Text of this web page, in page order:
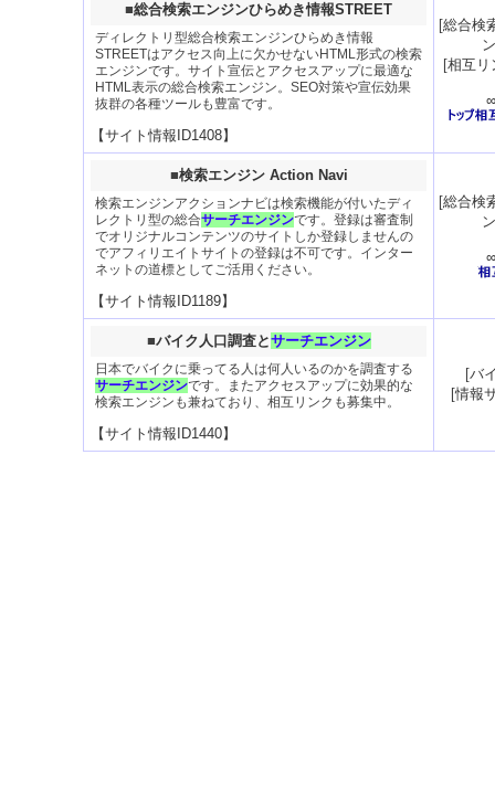
■総合検索エンジンひらめき情報STREET
ディレクトリ型総合検索エンジンひらめき情報
STREETはアクセス向上に欠かせないHTML形式の検索
エンジンです。サイト宣伝とアクセスアップに最適な
HTML表示の総合検索エンジン。SEO対策や宣伝効果
抜群の各種ツールも豊富です。
【サイト情報ID1408】
[総合検
ン
[相互リ
∞
■検索エンジン Action Navi
検索エンジンアクションナビは検索機能が付いたディ
レクトリ型の総合サーチエンジンです。登録は審査制
でオリジナルコンテンツのサイトしか登録しませんの
でアフィリエイトサイトの登録は不可です。インター
ネットの道標としてご活用ください。
【サイト情報ID1189】
[総合検
ン
∞
■バイク人口調査とサーチエンジン
日本でバイクに乗ってる人は何人いるのかを調査する
サーチエンジンです。またアクセスアップに効果的な
検索エンジンも兼ねており、相互リンクも募集中。
【サイト情報ID1440】
[バ
[情報